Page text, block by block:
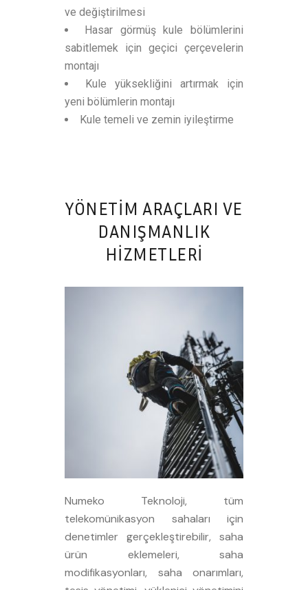
ve değiştirilmesi
Hasar görmüş kule bölümlerini
sabitlemek için geçici çerçevelerin
montajı
Kule yüksekliğini artırmak için
yeni bölümlerin montajı
Kule temeli ve zemin iyileştirme
YÖNETİM ARAÇLARI VE
DANIŞMANLIK
HİZMETLERİ
Numeko Teknoloji, tüm
telekomünikasyon sahaları için
denetimler gerçekleştirebilir, saha
ürün eklemeleri, saha
modifikasyonları, saha onarımları,